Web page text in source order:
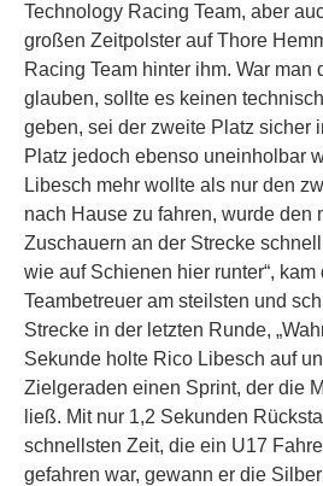
Technology Racing Team, aber
großen Zeitpolster auf Thore
Racing Team hinter ihm. War man
glauben, sollte es keinen
geben, sei der zweite Platz sicher
Platz jedoch ebenso uneinholbar
Libesch mehr wollte als nur den
nach Hause zu fahren, wurde den
Zuschauern an der Strecke
wie auf Schienen hier runter“,
Teambetreuer am steilsten und
Strecke in der letzten Runde,
Sekunde holte Rico Libesch auf
Zielgeraden einen Sprint, der die
ließ. Mit nur 1,2 Sekunden
schnellsten Zeit, die ein U17
gefahren war, gewann er die